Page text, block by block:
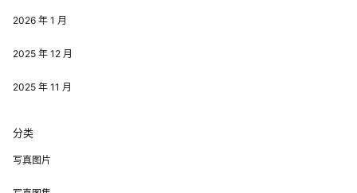
2026 年 1 月
2025 年 12 月
2025 年 11 月
分类
写真图片